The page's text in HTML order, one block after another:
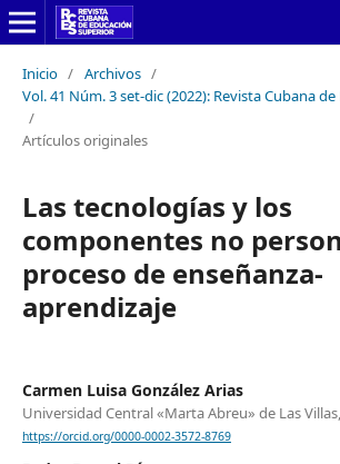
Inicio / Archivos /
Vol. 41 Núm. 3 set-dic (2022): Revista Cubana
/
Artículos originales
Las tecnologías y los
componentes no
proceso de enseñanza-
aprendizaje
Carmen Luisa González Arias
Universidad Central «Marta Abreu» de Las
https://orcid.org/0000-0002-3572-8769